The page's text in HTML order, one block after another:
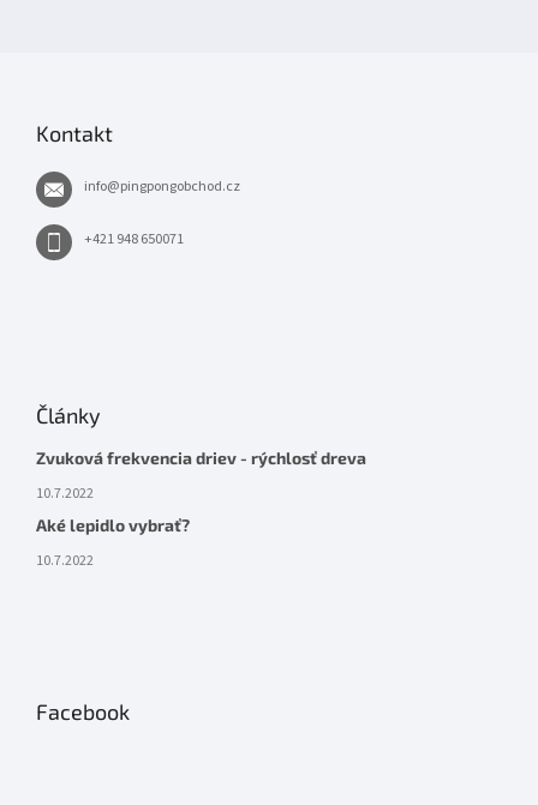
Kontakt
info@pingpongobchod.cz
+421 948 650071
Články
Zvuková frekvencia driev - rýchlosť dreva
10.7.2022
Aké lepidlo vybrať?
10.7.2022
Facebook